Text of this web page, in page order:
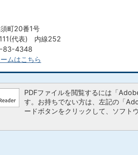
町20番1号
代表) 内線252
83-4348
ムはこちら
PDFファイルを閲覧するには「
す。お持ちでない方は、左記の「
ードボタンをクリックして、ソフト